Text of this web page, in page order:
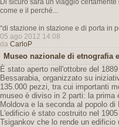
Di sicuro sarà un viaggio
come e il perché...
“di stazione in stazione e di porta in
05 ago 2012 14:08
da CarloP
Museo nazionale di etnografia
È stato aperto nell'ottobre del
Bessarabia, organizzato su
135.000 pezzi, tra cui importanti
museo è diviso in 2 parti: la prima
Moldova e la seconda al popolo
L'edificio è stato costruito nel
Tsigankov che lo rende un edificio